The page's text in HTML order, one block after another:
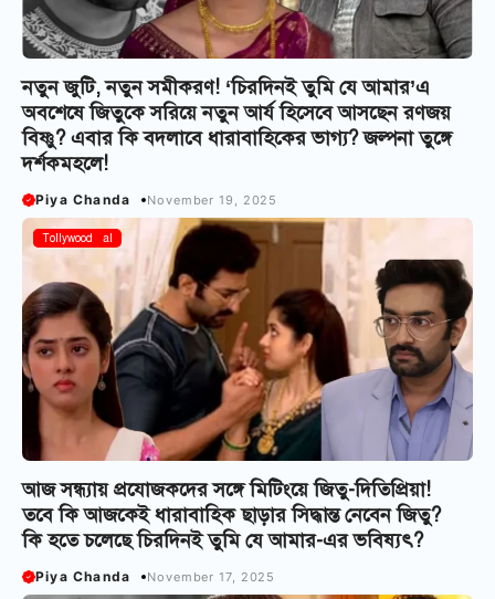
নতুন জুটি, নতুন সমীকরণ! ‘চিরদিনই তুমি যে আমার’এ
অবশেষে জিতুকে সরিয়ে নতুন আর্য হিসেবে আসছেন রণজয়
বিষ্ণু? এবার কি বদলাবে ধারাবাহিকের ভাগ্য? জল্পনা তুঙ্গে
দর্শকমহলে!
Piya Chanda November 19, 2025
Bangla Serial
Tollywood
আজ সন্ধ্যায় প্রযোজকদের সঙ্গে মিটিংয়ে জিতু-দিতিপ্রিয়া!
তবে কি আজকেই ধারাবাহিক ছাড়ার সিদ্ধান্ত নেবেন জিতু?
কি হতে চলেছে চিরদিনই তুমি যে আমার-এর ভবিষ্যৎ?
Piya Chanda November 17, 2025